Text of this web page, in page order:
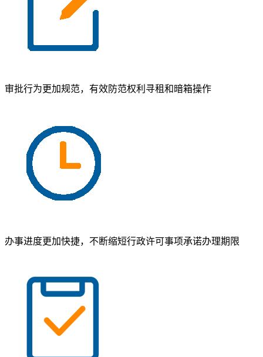
审批行为更加规范，有效防范权利寻租和暗箱操作
办事进度更加快捷，不断缩短行政许可事项承诺办理期限